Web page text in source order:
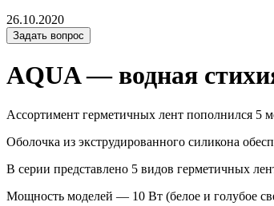
26.10.2020
Задать вопрос
AQUA — водная
Ассортимент герметичных лент пополнился 5
Оболочка из экструдированного силикона
В серии представлено 5 видов герметичных
Мощность моделей — 10 Вт (белое и голубое